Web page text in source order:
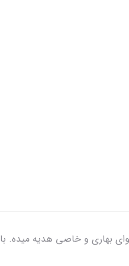
حال و هوای بهاری و خاصی هدیه میده. با